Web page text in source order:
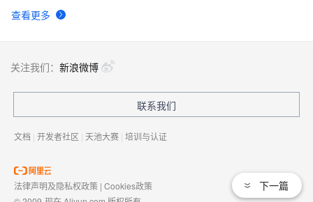
查看更多
下一篇
关注我们： 新浪微博
联系我们
文档 | 开发者社区 | 天池大赛 | 培训与认证
法律声明及隐私权政策 | Cookies政策